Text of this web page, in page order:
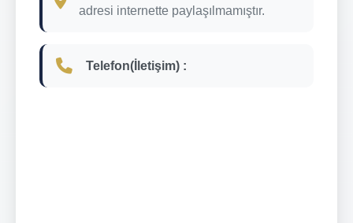
adresi internette paylaşılmamıştır.
Telefon(İletişim) :